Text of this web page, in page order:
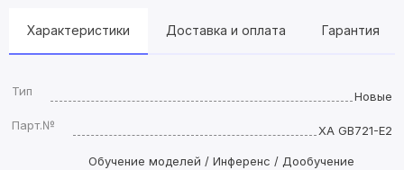
Характеристики Доставка и оплата Гарантия
Тип
Новые
Парт.№
XA GB721-E2
Обучение моделей / Инференс / Дообучение